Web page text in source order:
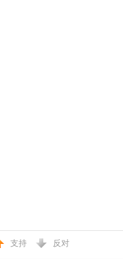
支持 反对